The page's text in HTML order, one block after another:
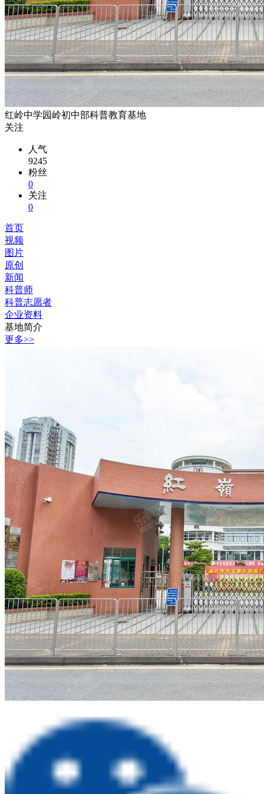
红岭中学园岭初中部科普教育基地
关注
人气
9245
粉丝
0
关注
0
首页
视频
图片
原创
新闻
科普师
科普志愿者
企业资料
基地简介
更多>>